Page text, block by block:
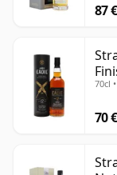
87 €
70cl
70 €